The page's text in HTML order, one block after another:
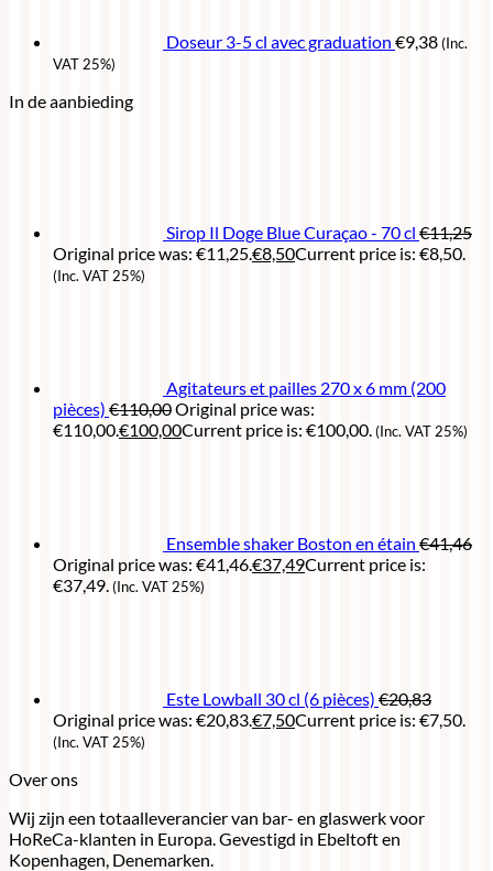
Doseur 3-5 cl avec graduation €9,38(Inc.
VAT 25%)
In de aanbieding
Sirop Il Doge Blue Curaçao - 70 cl €11,25
Original price was: €11,25.€8,50Current price is: €8,50.
(Inc. VAT 25%)
Agitateurs et pailles 270 x 6 mm (200
pièces) €110,00Original price was:
€110,00.€100,00Current price is: €100,00.(Inc. VAT 25%)
Ensemble shaker Boston en étain €41,46
Original price was: €41,46.€37,49Current price is:
€37,49.(Inc. VAT 25%)
Este Lowball 30 cl (6 pièces) €20,83
Original price was: €20,83.€7,50Current price is: €7,50.
(Inc. VAT 25%)
Over ons
Wij zijn een totaalleverancier van bar- en glaswerk voor
HoReCa-klanten in Europa. Gevestigd in Ebeltoft en
Kopenhagen, Denemarken.